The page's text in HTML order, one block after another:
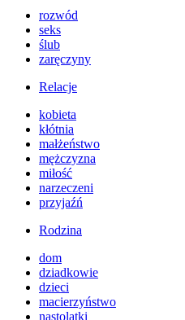
rozwód
seks
ślub
zaręczyny
Relacje
kobieta
kłótnia
małżeństwo
mężczyzna
miłość
narzeczeni
przyjaźń
Rodzina
dom
dziadkowie
dzieci
macierzyństwo
nastolatki